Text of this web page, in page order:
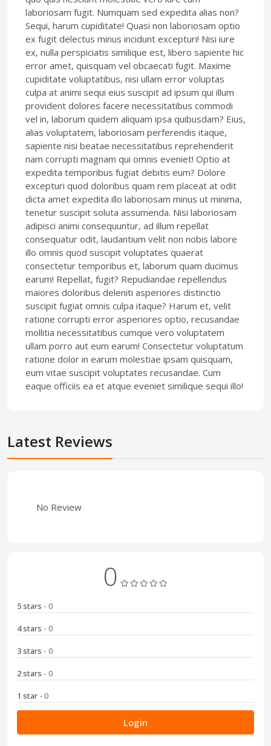
laboriosam fugit. Numquam sed expedita alias non?
Sequi, harum cupiditate! Quasi non laboriosam optio
ex fugit delectus minus incidunt excepturi! Nisi iure
ex, nulla perspiciatis similique est, libero sapiente hic
error amet, quisquam vel obcaecati fugit. Maxime
cupiditate voluptatibus, nisi ullam error voluptas
culpa at animi sequi eius suscipit ad ipsum qui illum
provident dolores facere necessitatibus commodi
vel in, laborum quidem aliquam ipsa quibusdam? Eius,
alias voluptatem, laboriosam perferendis itaque,
sapiente nisi beatae necessitatibus reprehenderit
nam corrupti magnam qui omnis eveniet! Optio at
expedita temporibus fugiat debitis eum? Dolore
excepturi quod doloribus quam rem placeat at odit
dicta amet expedita illo laboriosam minus ut minima,
tenetur suscipit soluta assumenda. Nisi laboriosam
adipisci animi consequuntur, ad illum repellat
consequatur odit, laudantium velit non nobis labore
illo omnis quod suscipit voluptates quaerat
consectetur temporibus et, laborum quam ducimus
earum! Repellat, fugit? Repudiandae repellendus
maiores doloribus deleniti asperiores distinctio
suscipit fugiat omnis culpa itaque? Harum et, velit
ratione corrupti error asperiores optio, recusandae
mollitia necessitatibus cumque vero voluptatem
ullam porro aut eum earum! Consectetur voluptatum
ratione dolor in earum molestiae ipsam quisquam,
eum vitae suscipit voluptates recusandae. Cum
eaque officiis ea et atque eveniet similique sequi illo!
Latest Reviews
No Review
0
5 stars - 0
4 stars - 0
3 stars - 0
2 stars - 0
1 star - 0
Login